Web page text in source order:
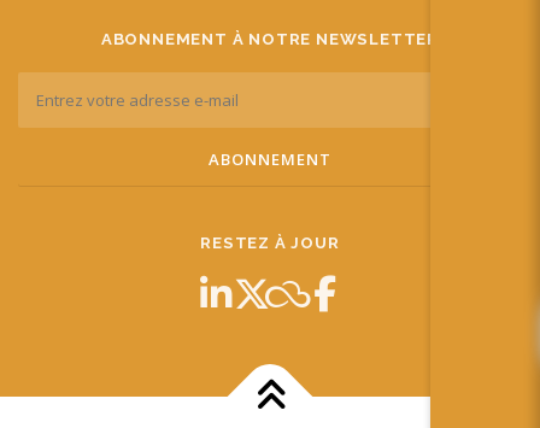
ABONNEMENT À NOTRE NEWSLETTER
RESTEZ À JOUR